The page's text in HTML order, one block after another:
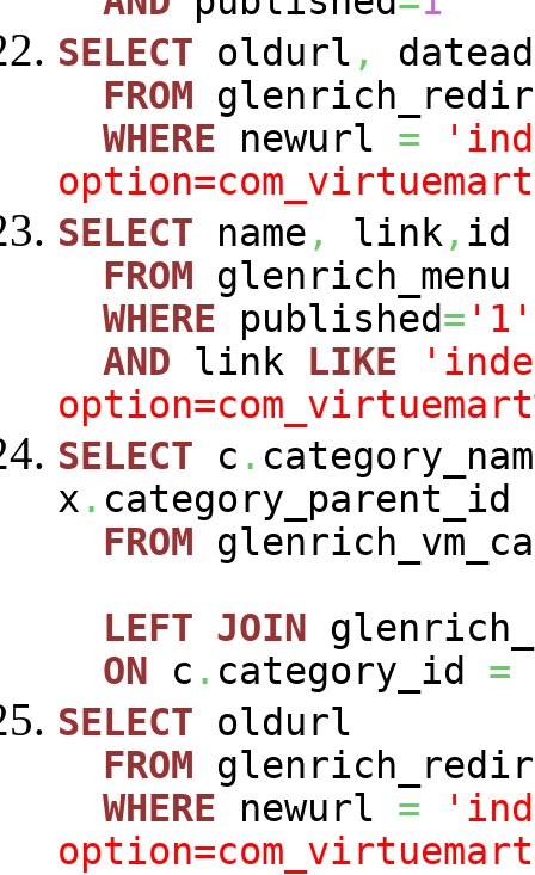
SELECT oldurl ,
FROM
WHERE newurl =
SELECT name , link, id
FROM glenrich_menu
WHERE published= '1'
AND link LIKE
SELECT c .
x . category_parent_id
FROM
LEFT JOIN
ON c . category_id =
SELECT oldurl
FROM
WHERE newurl =